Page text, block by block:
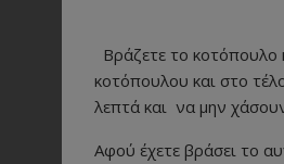
Βράζετε το κοτόπουλο
κοτόπουλου και στο
λεπτά και να μην
Αφού έχετε βράσει το